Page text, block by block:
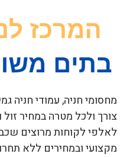
מחסומי חניה, עמודי חניה
צורך ולכל מטרה במחיר
לאלפי לקוחות מרוצים
מקצועי ובמחירים ללא